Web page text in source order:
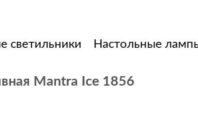
светильники Настольные
Mantra Ice 1856